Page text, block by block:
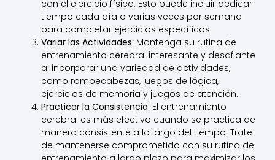
con el ejercicio físico. Esto puede incluir dedicar
tiempo cada día o varias veces por semana
para completar ejercicios específicos.
Variar las Actividades: Mantenga su rutina de
entrenamiento cerebral interesante y desafiante
al incorporar una variedad de actividades,
como rompecabezas, juegos de lógica,
ejercicios de memoria y juegos de atención.
Practicar la Consistencia: El entrenamiento
cerebral es más efectivo cuando se practica de
manera consistente a lo largo del tiempo. Trate
de mantenerse comprometido con su rutina de